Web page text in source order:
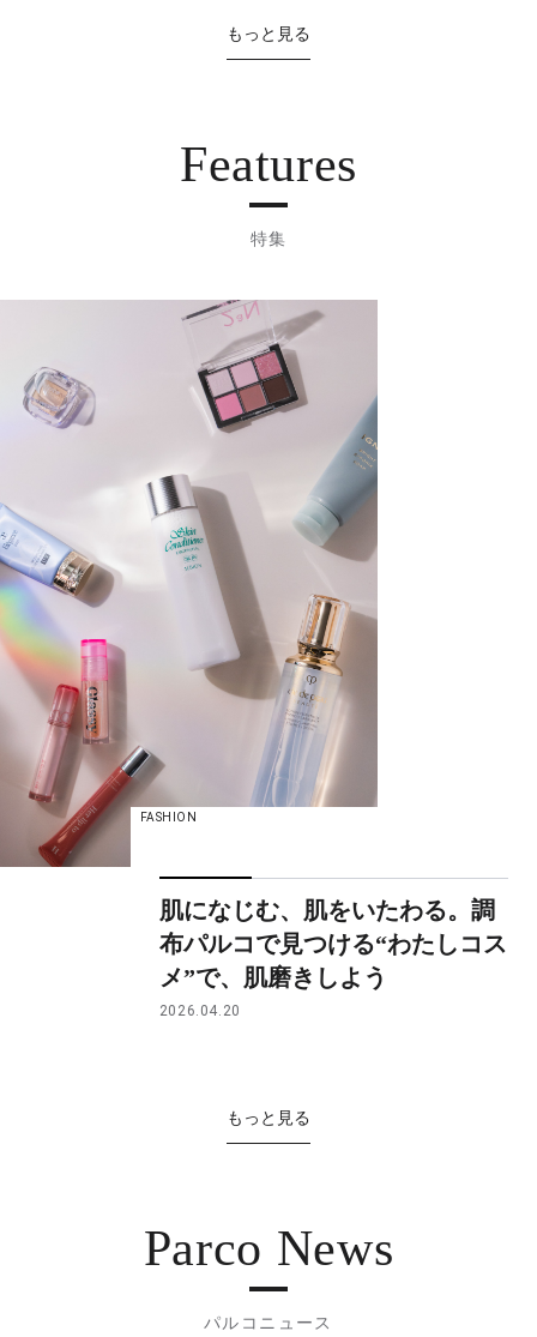
もっと見る
Features
特集
FASHION
肌になじむ、肌をいたわる。調
布パルコで見つける“わたしコス
メ”で、肌磨きしよう
2026.04.20
もっと見る
Parco News
パルコニュース